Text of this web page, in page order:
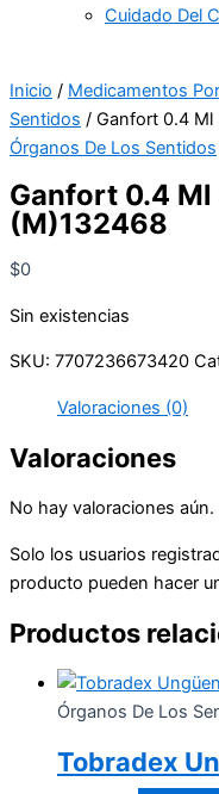
Cuidado Del
Inicio / Medicamentos
Sentidos / Ganfort 0.4 Ml
Órganos De Los Sentidos
Ganfort 0.4
(M)132468
$0
Sin existencias
SKU: 7707236673420
Valoraciones (0)
Valoraciones
No hay valoraciones aún.
Solo los usuarios
producto pueden hacer
Productos
Órganos De Los
Tobradex